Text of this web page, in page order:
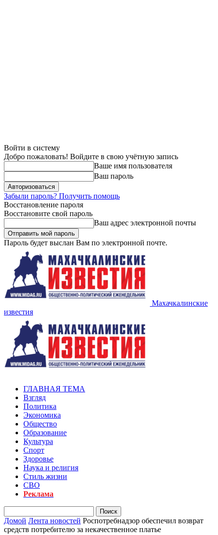
Войти в систему
Добро пожаловать! Войдите в свою учётную запись
Ваше имя пользователя
Ваш пароль
Забыли пароль? Получить помощь
Восстановление пароля
Восстановите свой пароль
Ваш адрес электронной почты
Пароль будет выслан Вам по электронной почте.
Махачкалинские
известия
ГЛАВНАЯ ТЕМА
Взгляд
Политика
Экономика
Общество
Образование
Культура
Спорт
Здоровье
Наука и религия
Стиль жизни
СВО
Реклама
Домой Лента новостей Роспотребнадзор обеспечил возврат
средств потребителю за некачественное платье